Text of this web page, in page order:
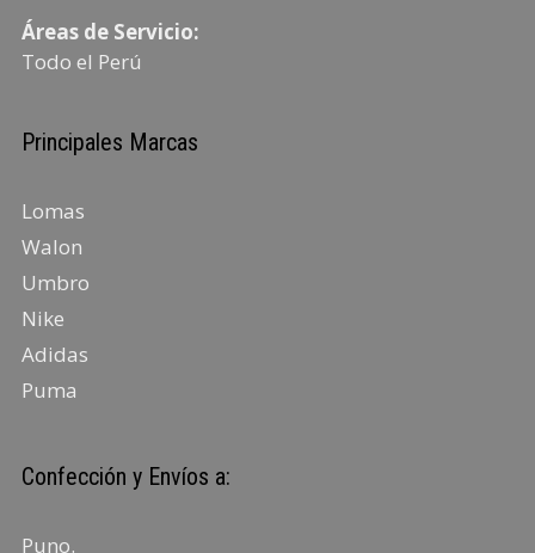
Áreas de Servicio:
Todo el Perú
Principales Marcas
Lomas
Walon
Umbro
Nike
Adidas
Puma
Confección y Envíos a:
Puno.